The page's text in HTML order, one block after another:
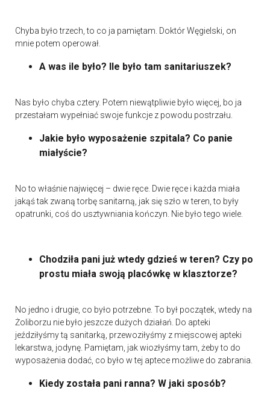
Chyba było trzech, to co ja pamiętam. Doktór Węgielski, on
mnie potem operował.
A was ile było? Ile było tam sanitariuszek?
Nas było chyba cztery. Potem niewątpliwie było więcej, bo ja
przestałam wypełniać swoje funkcje z powodu postrzału.
Jakie było wyposażenie szpitala? Co panie
miałyście?
No to właśnie najwięcej – dwie ręce. Dwie ręce i każda miała
jakąś tak zwaną torbę sanitarną, jak się szło w teren, to były
opatrunki, coś do usztywniania kończyn. Nie było tego wiele.
Chodziła pani już wtedy gdzieś w teren? Czy po
prostu miała swoją placówkę w klasztorze?
No jedno i drugie, co było potrzebne. To był początek, wtedy na
Żoliborzu nie było jeszcze dużych działań. Do apteki
jeździłyśmy tą sanitarką, przewoziłyśmy z miejscowej apteki
lekarstwa, jodynę. Pamiętam, jak wiozłyśmy tam, żeby to do
wyposażenia dodać, co było w tej aptece możliwe do zabrania.
Kiedy została pani ranna? W jaki sposób?